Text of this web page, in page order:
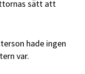
sätt att
hade ingen
var.